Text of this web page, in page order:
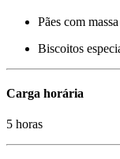
Pães com
Biscoitos
Carga horária
5 horas